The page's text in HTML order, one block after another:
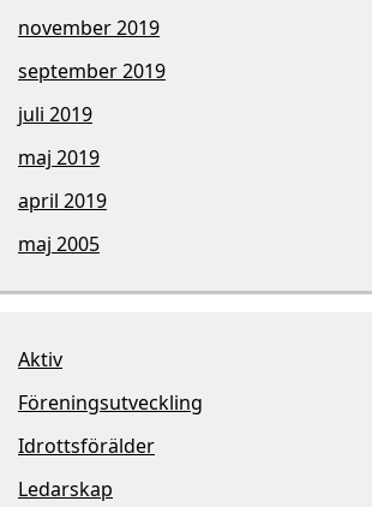
november 2019
september 2019
juli 2019
maj 2019
april 2019
maj 2005
Aktiv
Föreningsutveckling
Idrottsförälder
Ledarskap